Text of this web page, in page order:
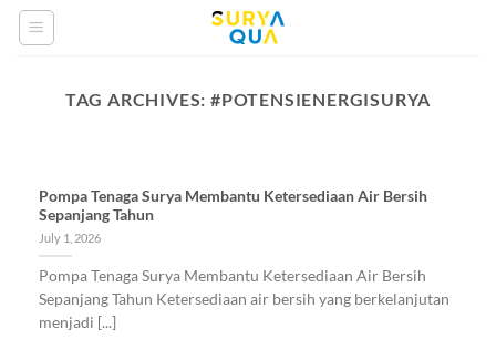
Skip
TAG ARCHIVES: #POTENSIENERGISURYA
Pompa Tenaga Surya Membantu Ketersediaan Air Bersih
Sepanjang Tahun
July 1, 2026
Pompa Tenaga Surya Membantu Ketersediaan Air Bersih
Sepanjang Tahun Ketersediaan air bersih yang berkelanjutan
menjadi [...]